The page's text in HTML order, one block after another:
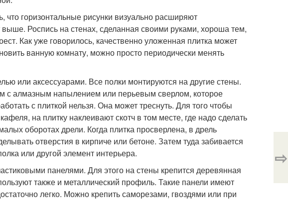
что горизонтальные рисунки визуально расширяют
Роспись на стенах, сделанная своими руками, хороша тем,
Как уже говорилось, качественно уложенная плитка может
ванную комнату, можно просто периодически менять
или аксессуарами. Все полки монтируются на другие стены.
с алмазным напылением или перьевым сверлом, которое
с плиткой нельзя. Она может треснуть. Для того чтобы
на плитку наклеивают скотч в том месте, где надо сделать
оборотах дрели. Когда плитка просверлена, в дрель
отверстия в кирпиче или бетоне. Затем туда забивается
или другой элемент интерьера.
панелями. Для этого на стены крепится деревянная
также и металлический профиль. Такие панели имеют
легко. Можно крепить саморезами, гвоздями или при
⇨